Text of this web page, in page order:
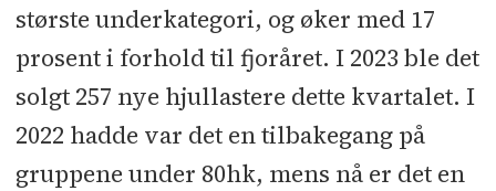
største underkategori, og øker med 17
prosent i forhold til fjoråret. I 2023 ble det
solgt 257 nye hjullastere dette kvartalet. I
2022 hadde var det en tilbakegang på
gruppene under 80hk, mens nå er det en